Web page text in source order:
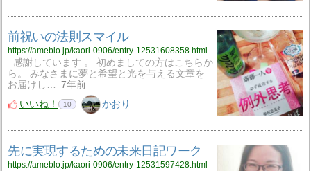
前祝いの法則スマイル
https://ameblo.jp/kaori-0906/entry-12531608358.html
感謝しています 。 初めましての方はこちらか
ら。 みなさまに夢と希望と光を与える文章を
お届けし…
7年前
いいね！
10 かおり
先に実現するための未来日記ワーク
https://ameblo.jp/kaori-0906/entry-12531597428.html